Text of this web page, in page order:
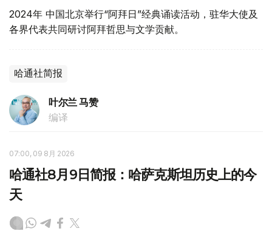
2024年 中国北京举行“阿拜日”经典诵读活动，驻华大使及
各界代表共同研讨阿拜哲思与文学贡献。
哈通社简报
叶尔兰 马赞
编译
07:00, 09 8月 2026
哈通社8月9日简报：哈萨克斯坦历史上的今
天